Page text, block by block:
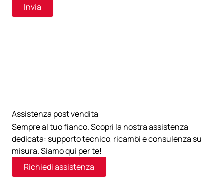
Assistenza post vendita
Sempre al tuo fianco. Scopri la nostra assistenza
dedicata: supporto tecnico, ricambi e consulenza su
misura. Siamo qui per te!
Richiedi assistenza